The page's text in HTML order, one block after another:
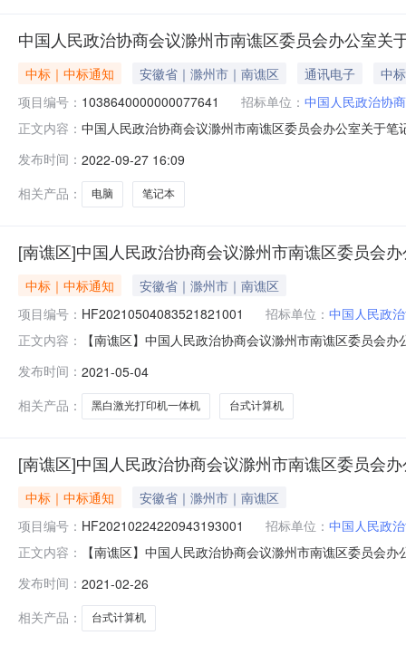
中国人民政治协商会议滁州市南谯区委员会办公室关
中标｜中标通知 安徽省｜滁州市｜南谯区 通讯电子
中
项目编号： 1038640000000077641 招标单位： 中国人民政治协
正文内容： 中国人民政治协商会议滁州市南谯区委员会办公室关于
电脑的网上超市采购项目采购项目项目编号
发布时间： 2022-09-27 16:09
相关产品：
电脑 笔记本
[南谯区]中国人民政治协商会议滁州市南谯区委员会
中标｜中标通知
安徽省｜滁州市｜南谯区
项目编号： HF20210504083521821001 招标单位： 中国人民政
正文内容：
【南谯区】中国人民政治协商会议滁州市南谯区委员会
子科技有限公司供应商联系方式：139****290公告日期
发布时间： 2021-05-04
相关产品：
黑白激光打印机一体机 台式计算机
[南谯区]中国人民政治协商会议滁州市南谯区委员会
中标｜中标通知
安徽省｜滁州市｜南谯区
项目编号： HF20210224220943193001 招标单位： 中国人民政
正文内容：
【南谯区】中国人民政治协商会议滁州市南谯区委员会
子科技有限公司供应商联系方式：139****290公告日期
发布时间： 2021-02-26
相关产品：
台式计算机